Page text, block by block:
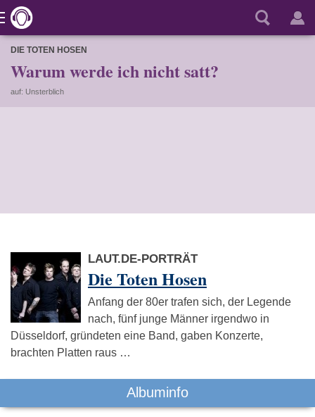
DIE TOTEN HOSEN
Warum werde ich nicht satt?
auf: Unsterblich
LAUT.DE-PORTRÄT
Die Toten Hosen
Anfang der 80er trafen sich, der Legende
nach, fünf junge Männer irgendwo in
Düsseldorf, gründeten eine Band, gaben Konzerte,
brachten Platten raus …
Albuminfo